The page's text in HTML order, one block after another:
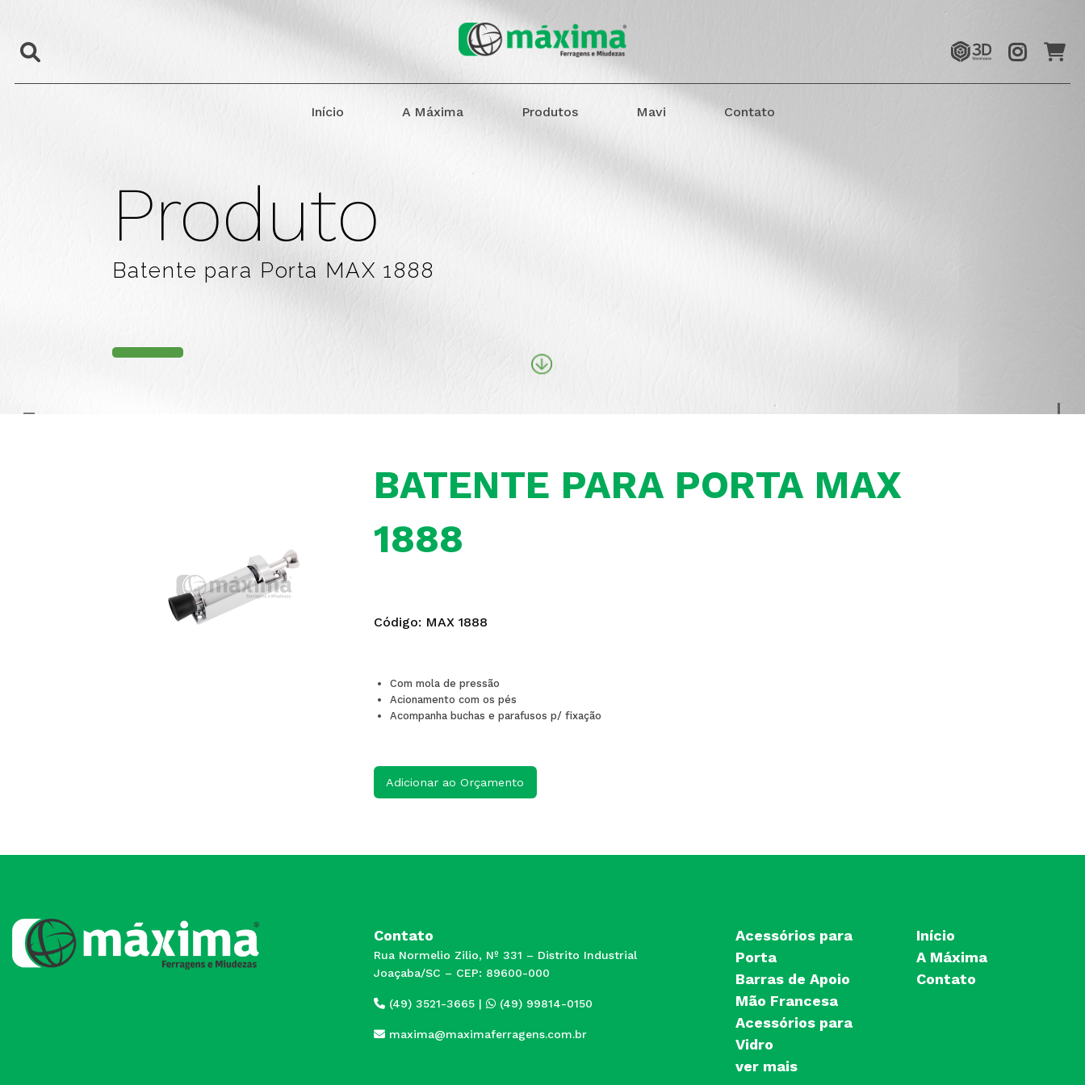
Início A Máxima Produtos Mavi Contato
Produto
Batente para Porta MAX 1888
BATENTE PARA PORTA MAX
1888
Código: MAX 1888
Com mola de pressão
Acionamento com os pés
Acompanha buchas e parafusos p/ fixação
Adicionar ao Orçamento
Contato
Rua Normelio Zilio, Nº 331 – Distrito Industrial
Joaçaba/SC – CEP: 89600-000
(49) 3521-3665| (49) 99814-0150
maxima@maximaferragens.com.br
Acessórios para
Porta
Barras de Apoio
Mão Francesa
Acessórios para
Vidro
ver mais
Início
A Máxima
Contato